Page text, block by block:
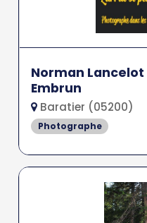
Norman
Embrun
Baratier (05200)
Photographe